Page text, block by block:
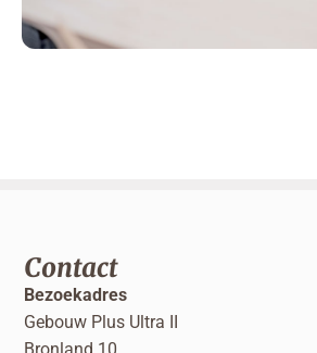
Contact
Bezoekadres
Gebouw Plus Ultra II